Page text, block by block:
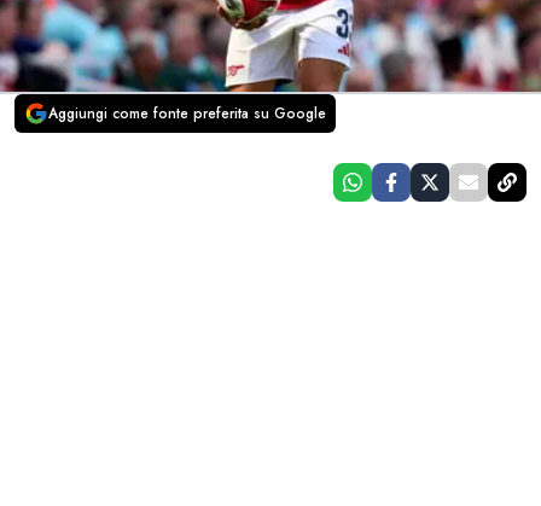
Aggiungi come fonte preferita su Google